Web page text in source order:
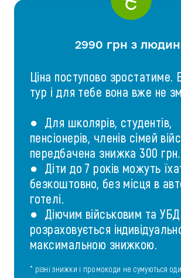
2990 грн з
Ціна поступово зростатиме.
тур і для тебе вона вже не
● Для школярів, студентів,
пенсіонерів, членів сімей
передбачена знижка 300 грн.
● Діти до 7 років можуть
безкоштовно, без місця в
готелі.
● Діючим військовим та УБД
розраховується
максимальною знижкою.
* різні знижки і промокоди не сумуються